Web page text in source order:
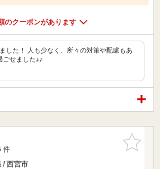
のクーポンがあります
した！ 人も少なく、所々の対策や配慮もあ
ごせました♪♪
お気に入
りに追加
件
/ 西宮市